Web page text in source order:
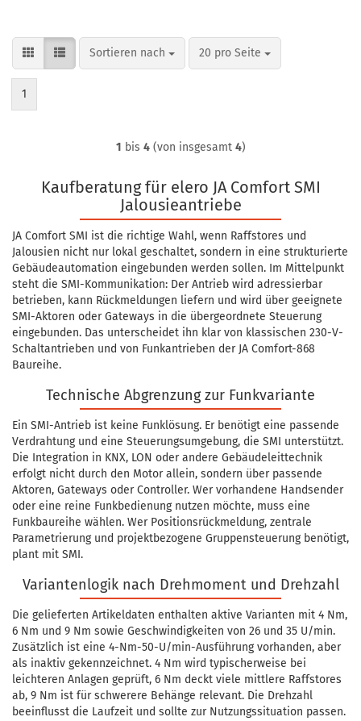
Sortieren nach
Sortieren nach 20 pro Seite
pro Seite
1
1 bis 4(von insgesamt 4)
Kaufberatung für elero JA Comfort SMI
Jalousieantriebe
JA Comfort SMI ist die richtige Wahl, wenn Raffstores und
Jalousien nicht nur lokal geschaltet, sondern in eine strukturierte
Gebäudeautomation eingebunden werden sollen. Im Mittelpunkt
steht die SMI-Kommunikation: Der Antrieb wird adressierbar
betrieben, kann Rückmeldungen liefern und wird über geeignete
SMI-Aktoren oder Gateways in die übergeordnete Steuerung
eingebunden. Das unterscheidet ihn klar von klassischen 230-V-
Schaltantrieben und von Funkantrieben der JA Comfort-868
Baureihe.
Technische Abgrenzung zur Funkvariante
Ein SMI-Antrieb ist keine Funklösung. Er benötigt eine passende
Verdrahtung und eine Steuerungsumgebung, die SMI unterstützt.
Die Integration in KNX, LON oder andere Gebäudeleittechnik
erfolgt nicht durch den Motor allein, sondern über passende
Aktoren, Gateways oder Controller. Wer vorhandene Handsender
oder eine reine Funkbedienung nutzen möchte, muss eine
Funkbaureihe wählen. Wer Positionsrückmeldung, zentrale
Parametrierung und projektbezogene Gruppensteuerung benötigt,
plant mit SMI.
Variantenlogik nach Drehmoment und Drehzahl
Die gelieferten Artikeldaten enthalten aktive Varianten mit 4 Nm,
6 Nm und 9 Nm sowie Geschwindigkeiten von 26 und 35 U/min.
Zusätzlich ist eine 4-Nm-50-U/min-Ausführung vorhanden, aber
als inaktiv gekennzeichnet. 4 Nm wird typischerweise bei
leichteren Anlagen geprüft, 6 Nm deckt viele mittlere Raffstores
ab, 9 Nm ist für schwerere Behänge relevant. Die Drehzahl
beeinflusst die Laufzeit und sollte zur Nutzungssituation passen.